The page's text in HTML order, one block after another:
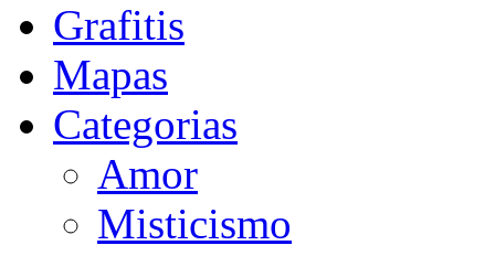
Grafitis
Mapas
Categorias
Amor
Misticismo